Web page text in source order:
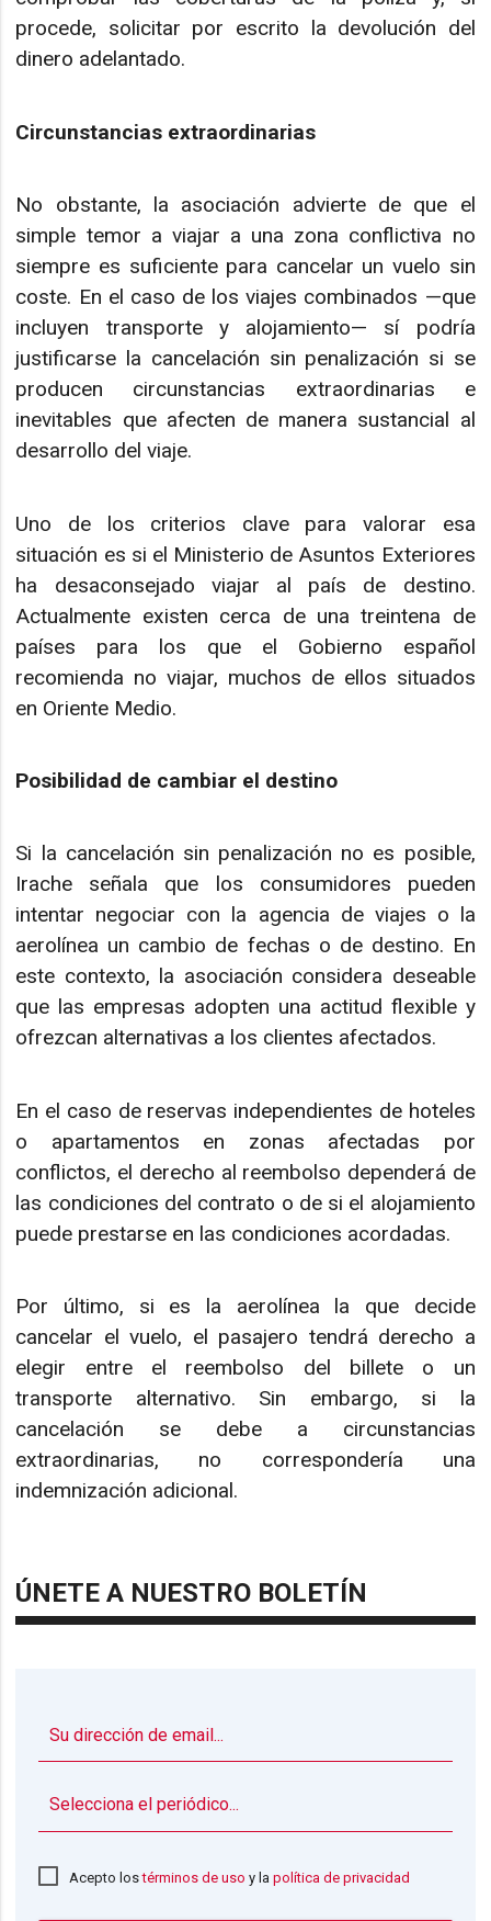
procede, solicitar por escrito la devolución del
dinero adelantado.
Circunstancias extraordinarias
No obstante, la asociación advierte de que el
simple temor a viajar a una zona conflictiva no
siempre es suficiente para cancelar un vuelo sin
coste. En el caso de los viajes combinados —que
incluyen transporte y alojamiento— sí podría
justificarse la cancelación sin penalización si se
producen circunstancias extraordinarias e
inevitables que afecten de manera sustancial al
desarrollo del viaje.
Uno de los criterios clave para valorar esa
situación es si el Ministerio de Asuntos Exteriores
ha desaconsejado viajar al país de destino.
Actualmente existen cerca de una treintena de
países para los que el Gobierno español
recomienda no viajar, muchos de ellos situados
en Oriente Medio.
Posibilidad de cambiar el destino
Si la cancelación sin penalización no es posible,
Irache señala que los consumidores pueden
intentar negociar con la agencia de viajes o la
aerolínea un cambio de fechas o de destino. En
este contexto, la asociación considera deseable
que las empresas adopten una actitud flexible y
ofrezcan alternativas a los clientes afectados.
En el caso de reservas independientes de hoteles
o apartamentos en zonas afectadas por
conflictos, el derecho al reembolso dependerá de
las condiciones del contrato o de si el alojamiento
puede prestarse en las condiciones acordadas.
Por último, si es la aerolínea la que decide
cancelar el vuelo, el pasajero tendrá derecho a
elegir entre el reembolso del billete o un
transporte alternativo. Sin embargo, si la
cancelación se debe a circunstancias
extraordinarias, no correspondería una
indemnización adicional.
ÚNETE A NUESTRO BOLETÍN
Acepto lostérminos de uso y lapolítica de privacidad